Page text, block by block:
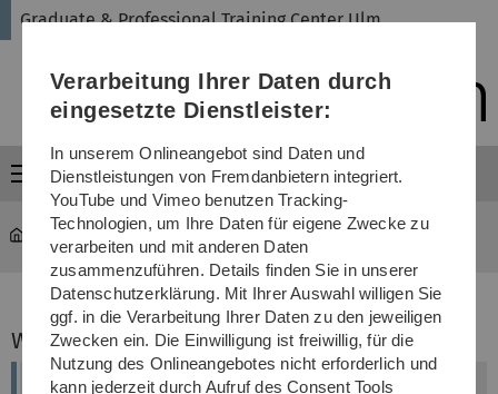
Direkt
Direkt
Direkt
(Sprache,
Drucken,
Media)
Direkt
Direkt
Graduate & Professional Training Center Ulm
Menü
Graduate & Professional Training Center Ulm
Wissenschaftliche Leitung:
Verarbeitung Ihrer Daten durch
eingesetzte Dienstleister:
In unserem Onlineangebot sind Daten und
Dienstleistungen von Fremdanbietern integriert.
YouTube und Vimeo benutzen Tracking-
Technologien, um Ihre Daten für eigene Zwecke zu
verarbeiten und mit anderen Daten
zusammenzuführen. Details finden Sie in unserer
Datenschutzerklärung. Mit Ihrer Auswahl willigen Sie
ggf. in die Verarbeitung Ihrer Daten zu den jeweiligen
Zwecken ein. Die Einwilligung ist freiwillig, für die
Nutzung des Onlineangebotes nicht erforderlich und
kann jederzeit durch Aufruf des Consent Tools